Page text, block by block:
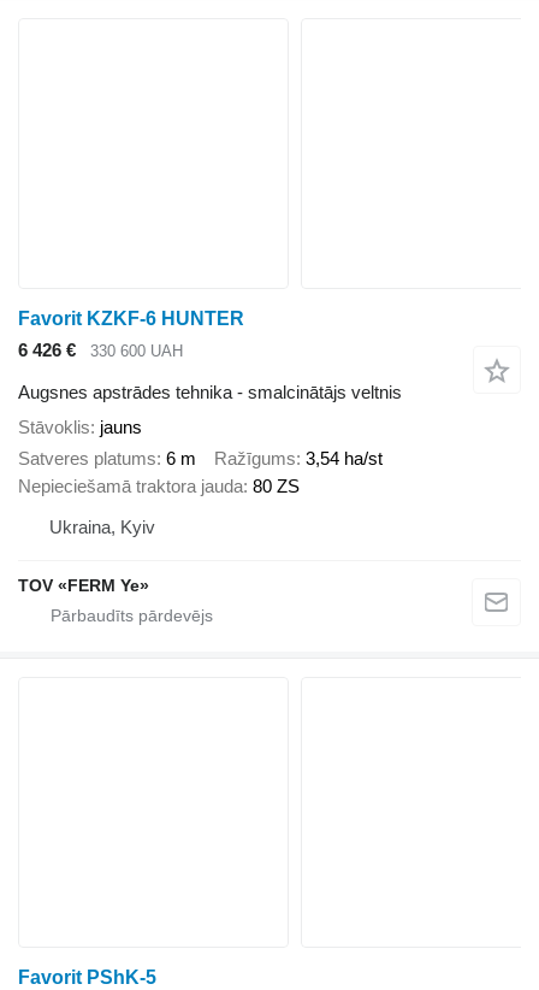
Favorit KZKF-6 HUNTER
6 426 €
330 600 UAH
Augsnes apstrādes tehnika - smalcinātājs veltnis
Stāvoklis jauns
Satveres platums 6 m Ražīgums 3,54 ha/st
Nepieciešamā traktora jauda 80 ZS
Ukraina, Kyiv
TOV «FERM Ye»
Favorit PShK-5